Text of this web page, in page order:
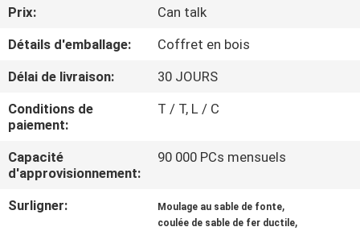
VISITE
DE
L'USINE
CONTRÔLE
DE
LA
QUALITÉ
Prix:
Can talk
Détails d'emballage:
Coffret en bois
Délai de livraison:
30 JOURS
Conditions de
paiement:
T / T, L / C
Capacité
d'approvisionnement:
90 000 PCs mensuels
Surligner: Moulage au sable de fonte,
coulée de sable de fer ductile,